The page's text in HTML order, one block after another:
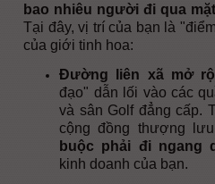
bao nhiêu người đi qua
Tại đây, vị trí của bạn là
của giới tinh hoa:
Đường liên xã mở
đạo" dẫn lối vào các
và sân Golf đẳng cấp.
cộng đồng thượng
buộc phải đi ngang
kinh doanh của bạn.